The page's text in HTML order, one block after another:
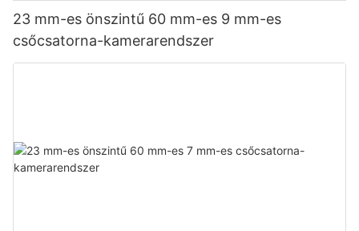
23 mm-es önszintű 60 mm-es 9 mm-es
csőcsatorna-kamerarendszer